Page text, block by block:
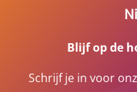
Blijf op de
Schrijf je in voor